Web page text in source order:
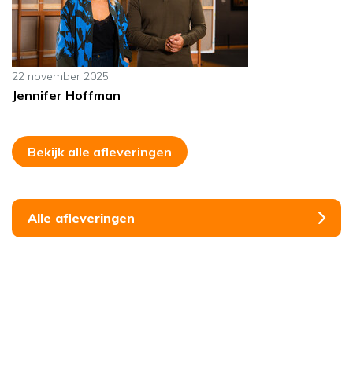
22 november 2025
Jennifer Hoffman
Bekijk alle afleveringen
Alle afleveringen